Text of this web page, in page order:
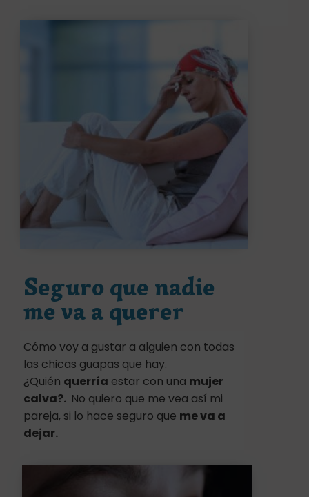
Seguro que nadie
me va a querer
Cómo voy a gustar a alguien con todas
las chicas guapas que hay.
¿Quién querría estar con una mujer
calva?. No quiero que me vea así mi
pareja, si lo hace seguro que me va a
dejar.